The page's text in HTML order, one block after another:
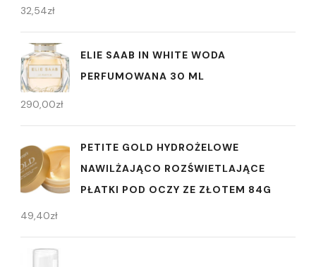
32,54zł
ELIE SAAB IN WHITE WODA
PERFUMOWANA 30 ML
290,00zł
PETITE GOLD HYDROŻELOWE
NAWILŻAJĄCO ROZŚWIETLAJĄCE
PŁATKI POD OCZY ZE ZŁOTEM 84G
49,40zł